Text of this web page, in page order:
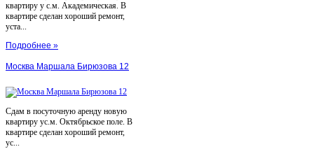
квартиру у с.м. Академическая. В
квартире сделан хороший ремонт,
уста...
Подробнее »
Москва Маршала Бирюзова 12
Сдам в посуточную аренду новую
квартиру ус.м. Октябрьское поле. В
квартире сделан хороший ремонт,
ус...